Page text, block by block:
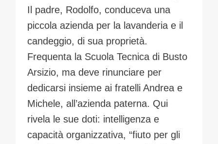
Il padre, Rodolfo, conduceva una
piccola azienda per la lavanderia e il
candeggio, di sua proprietà.
Frequenta la Scuola Tecnica di Busto
Arsizio, ma deve rinunciare per
dedicarsi insieme ai fratelli Andrea e
Michele, all’azienda paterna. Qui
rivela le sue doti: intelligenza e
capacità organizzativa, “fiuto per gli